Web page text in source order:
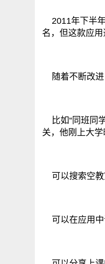
2011年下半年
名，但这款应用
随着不断改进
比如“同班同
关，他刚上大学
可以搜索空教
可以在应用中